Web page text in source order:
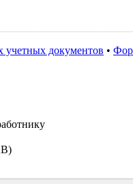
документов •